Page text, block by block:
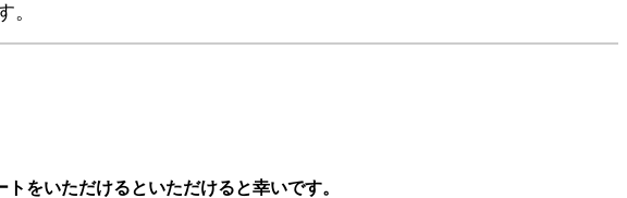
。
をいただけるといただけると幸いです。